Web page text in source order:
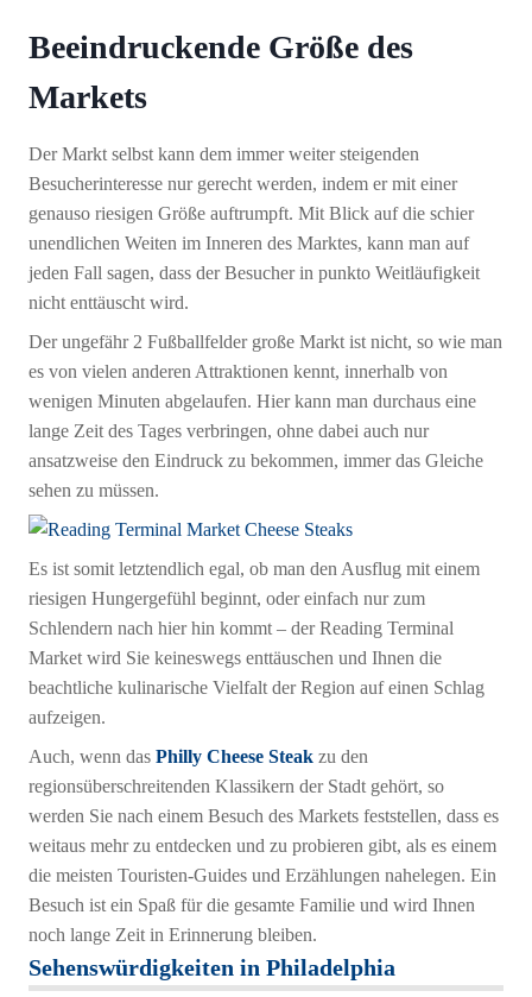
Beeindruckende Größe des
Markets
Der Markt selbst kann dem immer weiter steigenden
Besucherinteresse nur gerecht werden, indem er mit einer
genauso riesigen Größe auftrumpft. Mit Blick auf die schier
unendlichen Weiten im Inneren des Marktes, kann man auf
jeden Fall sagen, dass der Besucher in punkto Weitläufigkeit
nicht enttäuscht wird.
Der ungefähr 2 Fußballfelder große Markt ist nicht, so wie man
es von vielen anderen Attraktionen kennt, innerhalb von
wenigen Minuten abgelaufen. Hier kann man durchaus eine
lange Zeit des Tages verbringen, ohne dabei auch nur
ansatzweise den Eindruck zu bekommen, immer das Gleiche
sehen zu müssen.
Es ist somit letztendlich egal, ob man den Ausflug mit einem
riesigen Hungergefühl beginnt, oder einfach nur zum
Schlendern nach hier hin kommt – der Reading Terminal
Market wird Sie keineswegs enttäuschen und Ihnen die
beachtliche kulinarische Vielfalt der Region auf einen Schlag
aufzeigen.
Auch, wenn das Philly Cheese Steak zu den
regionsüberschreitenden Klassikern der Stadt gehört, so
werden Sie nach einem Besuch des Markets feststellen, dass es
weitaus mehr zu entdecken und zu probieren gibt, als es einem
die meisten Touristen-Guides und Erzählungen nahelegen. Ein
Besuch ist ein Spaß für die gesamte Familie und wird Ihnen
noch lange Zeit in Erinnerung bleiben.
Sehenswürdigkeiten in Philadelphia